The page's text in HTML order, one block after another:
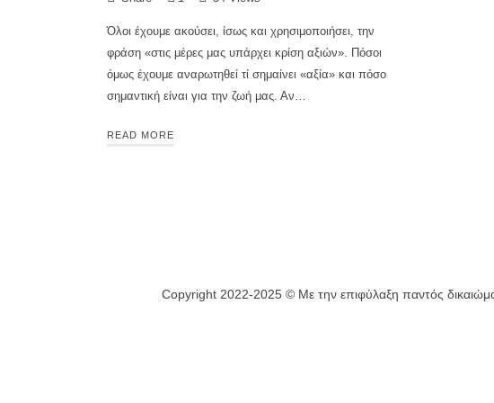
Όλοι έχουμε ακούσει, ίσως και χρησιμοποιήσει, την
φράση «στις μέρες μας υπάρχει κρίση αξιών». Πόσοι
όμως έχουμε αναρωτηθεί τί σημαίνει «αξία» και πόσο
σημαντική είναι για την ζωή μας. Αν…
READ MORE
Copyright 2022-2025 © Με την επιφύλαξη παντός